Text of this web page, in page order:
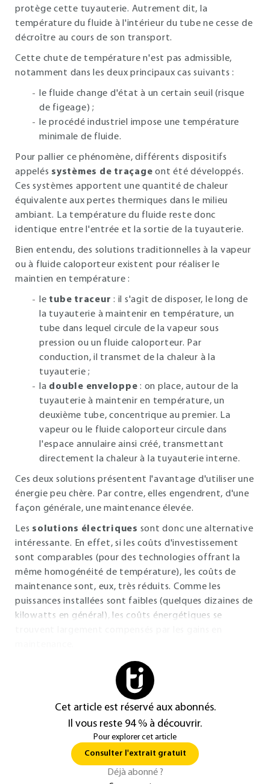
protège cette tuyauterie. Autrement dit, la
température du fluide à l'intérieur du tube ne cesse de
décroître au cours de son transport.
Cette chute de température n'est pas admissible,
notamment dans les deux principaux cas suivants :
le fluide change d'état à un certain seuil (risque
de figeage) ;
le procédé industriel impose une température
minimale de fluide.
Pour pallier ce phénomène, différents dispositifs
appelés systèmes de traçage ont été développés.
Ces systèmes apportent une quantité de chaleur
équivalente aux pertes thermiques dans le milieu
ambiant. La température du fluide reste donc
identique entre l'entrée et la sortie de la tuyauterie.
Bien entendu, des solutions traditionnelles à la vapeur
ou à fluide caloporteur existent pour réaliser le
maintien en température :
le tube traceur : il s'agit de disposer, le long de
la tuyauterie à maintenir en température, un
tube dans lequel circule de la vapeur sous
pression ou un fluide caloporteur. Par
conduction, il transmet de la chaleur à la
tuyauterie ;
la double enveloppe : on place, autour de la
tuyauterie à maintenir en température, un
deuxième tube, concentrique au premier. La
vapeur ou le fluide caloporteur circule dans
l'espace annulaire ainsi créé, transmettant
directement la chaleur à la tuyauterie interne.
Ces deux solutions présentent l'avantage d'utiliser une
énergie peu chère. Par contre, elles engendrent, d'une
façon générale, une maintenance élevée.
Les solutions électriques sont donc une alternative
intéressante. En effet, si les coûts d'investissement
sont comparables (pour des technologies offrant la
même homogénéité de température), les coûts de
maintenance sont, eux, très réduits. Comme les
puissances installées sont faibles (quelques dizaines de
kilowatts en général), les coûts énergétiques se
Cet article est réservé aux abonnés.
Il vous reste 94 % à découvrir.
Pour explorer cet article
Consulter l'extrait gratuit
Déjà abonné ?